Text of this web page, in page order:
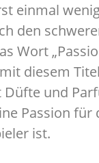
einmal
den
Wort
diesem
und
Passion
ist.